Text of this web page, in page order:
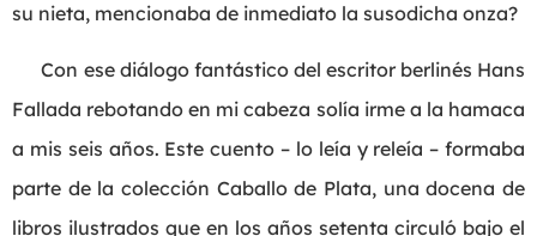
su nieta, mencionaba de inmediato la susodicha onza?
Con ese diálogo fantástico del escritor berlinés Hans
Fallada rebotando en mi cabeza solía irme a la hamaca
a mis seis años. Este cuento – lo leía y releía – formaba
parte de la colección Caballo de Plata, una docena de
libros ilustrados que en los años setenta circuló bajo el